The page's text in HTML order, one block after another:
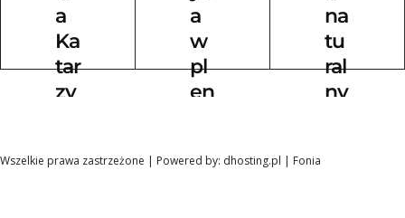
a
Ka
tar
zy
a
w
pl
en
na
tu
ral
ny
Wszelkie prawa zastrzeżone | Powered by: dhosting.pl | Fonia